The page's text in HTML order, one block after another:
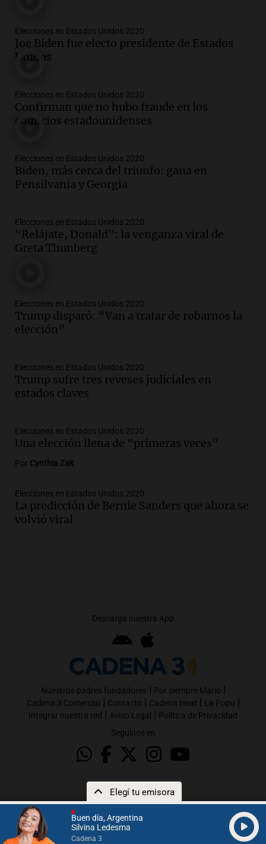
Buen día, Argentina
Silvina Ledesma
Cadena 3
Elegí tu emisora
Elecciones en Estados Unidos 2020
Joe Biden fue electo presidente de Estados
Unidos
Elecciones en Estados Unidos 2020
Confirman que no hubo fraude en los
comicios estadounidenses
Elecciones en Estados Unidos 2020
Biden, más cerca del triunfo: gana en
Pensilvania y Georgia
Elecciones en Estados Unidos 2020
"Relájate, Donald": la venganza viral de
Greta Thunberg
Elecciones en Estados Unidos 2020
Trump disparó: “Van a tratar de robarnos la
elección”
Elecciones en Estados Unidos 2020
Trump sufre tres reveses judiciales en
estados claves
Elecciones en Estados Unidos 2020
Una elección llena de "primeras veces"
Por Cynthia Zak
Elecciones en Estados Unidos 2020
La predicción de Bernie Sanders que ahora se
volvió viral
Descargá nuestra App
Nuestros padres fundadores | Por siempre Mario |
Cadena 3 Comercial | Contacto | Cadena Heat | La Popu |
Integrar nuestra red | Aviso Legal | Política de Privacidad
Seguinos en